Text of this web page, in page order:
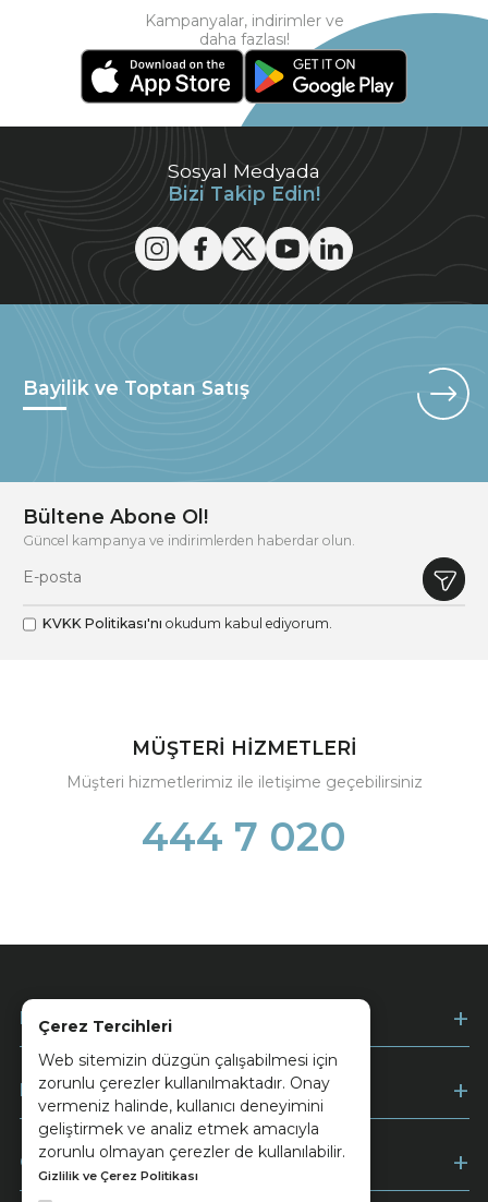
Çerez Tercihleri
Web sitemizin düzgün çalışabilmesi için
zorunlu çerezler kullanılmaktadır. Onay
vermeniz halinde, kullanıcı deneyimini
geliştirmek ve analiz etmek amacıyla
zorunlu olmayan çerezler de kullanılabilir.
Gizlilik ve Çerez Politikası
Sosyal Medyada
Bizi Takip Edin!
Kampanyalar, indirimler ve
daha fazlası!
Bayilik ve Toptan Satış
Bültene Abone Ol!
Güncel kampanya ve indirimlerden haberdar olun.
KVKK Politikası'nı okudum kabul ediyorum.
MÜŞTERİ HİZMETLERİ
Müşteri hizmetlerimiz ile iletişime geçebilirsiniz
444 7 020
Kurumsal
Müşteri Hizmetleri
Ödeme